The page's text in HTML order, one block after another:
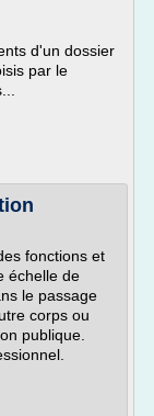
d'un dossier
par le
fonctions et
échelle de
le passage
corps ou
publique.